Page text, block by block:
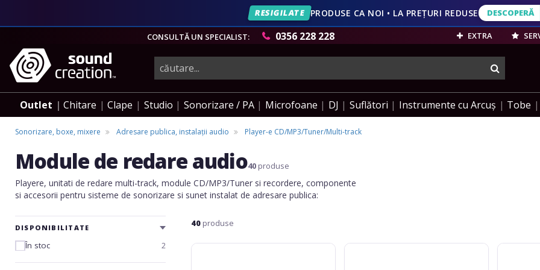
VEZI
RESIGILATE PRODUSE CA NOI • LA PREȚURI REDUSE DESCOPERĂ
DESCOPERĂ
CONSULTĂ UN SPECIALIST:
0356 228 228 EXTRA
instrumente
muzicale,
echipamente
pro-
audio
Outlet Chitare Clape Studio Sonorizare / PA Microfoane DJ Suflători Instrumente cu Arcuș Tobe
Sonorizare, boxe, mixere Adresare publica, instalații audio Player-e CD/MP3/Tuner/Multi-track
Module de redare audio40produse
Playere, unitati de redare multi-track, module CD/MP3/Tuner si recordere, componente
si accesorii pentru sisteme de sonorizare si sunet instalat de adresare publica:
DISPONIBILITATE
În stoc 2
40 produse
Tascam
Omnitronic
Boss